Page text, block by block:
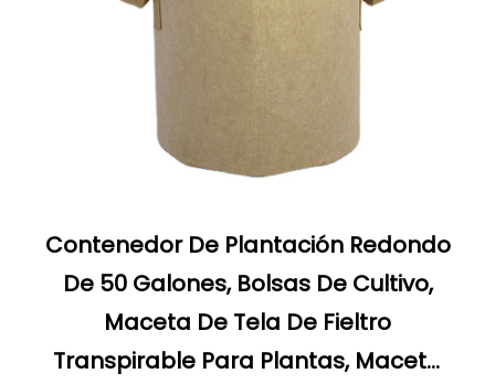
Contenedor De Plantación Redondo
De 50 Galones, Bolsas De Cultivo,
Maceta De Tela De Fieltro
Transpirable Para Plantas, Maceta